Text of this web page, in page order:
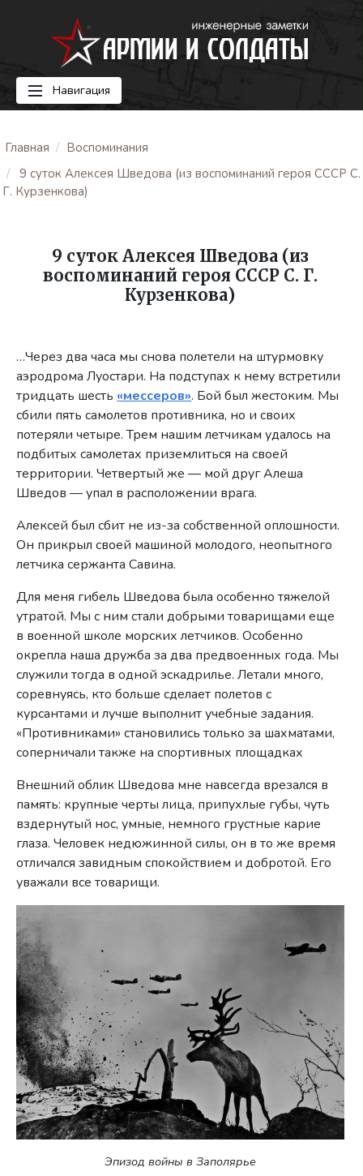
Навигация
Главная
Воспоминания
9 суток Алексея Шведова (из воспоминаний героя СССР С.
Г. Курзенкова)
9 суток Алексея Шведова (из
воспоминаний героя СССР С. Г.
Курзенкова)
…Через два часа мы снова полетели на штурмовку
аэродрома Луостари. На подступах к нему встретили
тридцать шесть«мессеров». Бой был жестоким. Мы
сбили пять самолетов противника, но и своих
потеряли четыре. Трем нашим летчикам удалось на
подбитых самолетах приземлиться на своей
территории. Четвертый же — мой друг Алеша
Шведов — упал в расположении врага.
Алексей был сбит не из-за собственной оплошности.
Он прикрыл своей машиной молодого, неопытного
летчика сержанта Савина.
Для меня гибель Шведова была особенно тяжелой
утратой. Мы с ним стали добрыми товарищами еще
в военной школе морских летчиков. Особенно
окрепла наша дружба за два предвоенных года. Мы
служили тогда в одной эскадрилье. Летали много,
соревнуясь, кто больше сделает полетов с
курсантами и лучше выполнит учебные задания.
«Противниками» становились только за шахматами,
соперничали также на спортивных площадках
Внешний облик Шведова мне навсегда врезался в
память: крупные черты лица, припухлые губы, чуть
вздернутый нос, умные, немного грустные карие
глаза. Человек недюжинной силы, он в то же время
отличался завидным спокойствием и добротой. Его
уважали все товарищи.
Эпизод войны в Заполярье